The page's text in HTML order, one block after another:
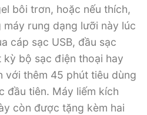
bôi trơn, hoặc nếu thích,
máy rung dạng lưỡi này lúc
cáp sạc USB, đầu sạc
kỳ bộ sạc điện thoại hay
với thêm 45 phút tiêu dùng
đầu tiên. Máy liếm kích
còn được tặng kèm hai